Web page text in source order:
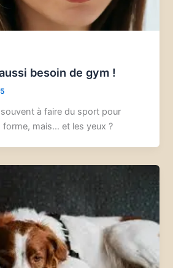
besoin de gym !
à faire du sport pour
mais… et les yeux ?